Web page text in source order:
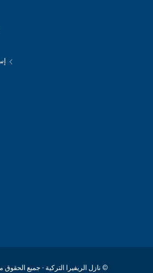
© نازل الريفيرا التركية - جميع